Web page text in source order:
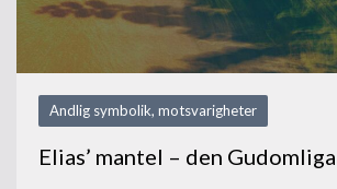
Andlig symbolik, motsvarigheter
Elias’ mantel – den